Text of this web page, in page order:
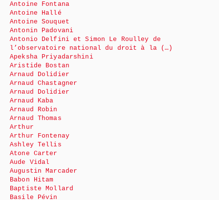
Antoine Fontana
Antoine Hallé
Antoine Souquet
Antonin Padovani
Antonio Delfini et Simon Le Roulley de
l’observatoire national du droit à la (…)
Apeksha Priyadarshini
Aristide Bostan
Arnaud Dolidier
Arnaud Chastagner
Arnaud Dolidier
Arnaud Kaba
Arnaud Robin
Arnaud Thomas
Arthur
Arthur Fontenay
Ashley Tellis
Atone Carter
Aude Vidal
Augustin Marcader
Babon Hitam
Baptiste Mollard
Basile Pévin